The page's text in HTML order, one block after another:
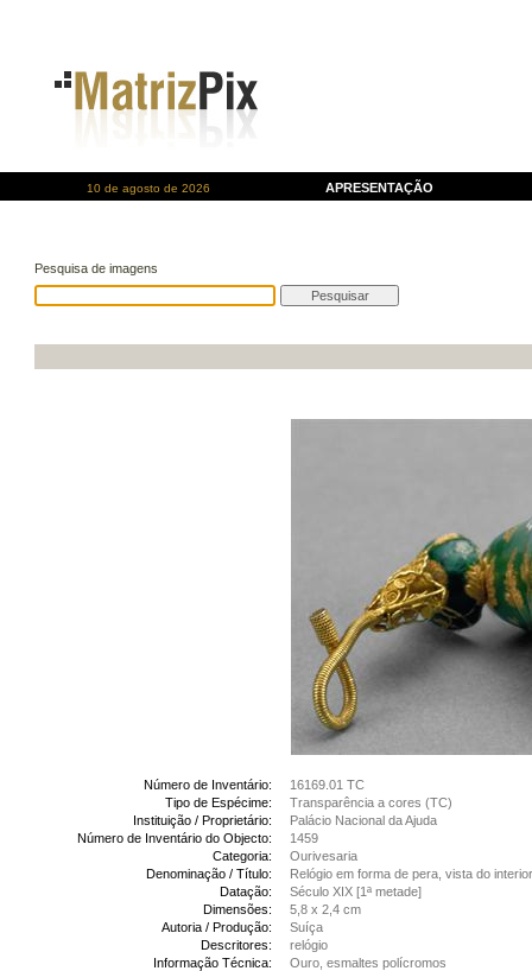
10 de agosto de 2026 APRESENTAÇÃO
Pesquisa de imagens
Número de Inventário:
16169.01 TC
Tipo de Espécime:
Transparência a cores (TC)
Instituição / Proprietário:
Palácio Nacional da Ajuda
Número de Inventário do Objecto:
1459
Categoria:
Ourivesaria
Denominação / Título:
Relógio em forma de pera, vista do
Datação:
Século XIX [1ª metade]
Dimensões:
5,8 x 2,4 cm
Autoria / Produção:
Suíça
Descritores:
relógio
Informação Técnica:
Ouro, esmaltes polícromos